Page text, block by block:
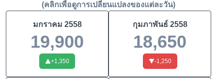
(คลิกเพื่อดูการเปลี่ยนแปลงของแต่ละวัน)
มกราคม 2558
19,900
+1,350
กุมภาพันธ์ 2558
18,650
-1,250